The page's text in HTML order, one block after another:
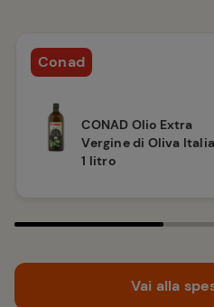
Conad
CONAD Olio Extra
Vergine di Oliva
1 litro
Vai alla